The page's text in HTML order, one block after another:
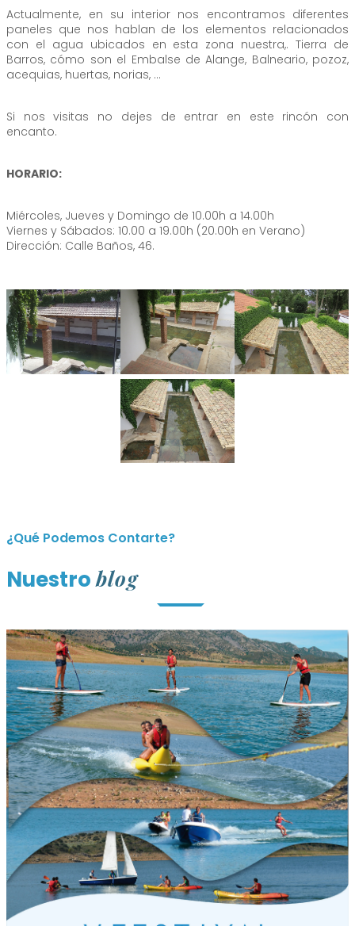
Actualmente, en su interior nos encontramos diferentes
paneles que nos hablan de los elementos relacionados
con el agua ubicados en esta zona nuestra,. Tierra de
Barros, cómo son el Embalse de Alange, Balneario, pozoz,
acequias, huertas, norias, …
Si nos visitas no dejes de entrar en este rincón con
encanto.
HORARIO:
Miércoles, Jueves y Domingo de 10.00h a 14.00h
Viernes y Sábados: 10.00 a 19.00h (20.00h en Verano)
Dirección: Calle Baños, 46.
¿Qué Podemos Contarte?
Nuestroblog